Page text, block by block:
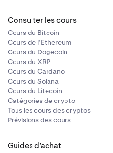
Consulter les cours
Cours du Bitcoin
Cours de l’Ethereum
Cours du Dogecoin
Cours du XRP
Cours du Cardano
Cours du Solana
Cours du Litecoin
Catégories de crypto
Tous les cours des cryptos
Prévisions des cours
Guides d’achat